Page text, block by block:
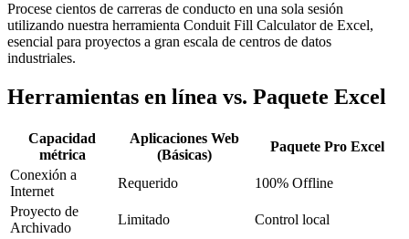
Procese cientos de carreras de conducto en una sola sesión
utilizando nuestra herramienta Conduit Fill Calculator de Excel,
esencial para proyectos a gran escala de centros de datos
industriales.
Herramientas en línea vs. Paquete Excel
Capacidad
métrica
Aplicaciones Web
(Básicas)
Paquete Pro Excel
Conexión a
Internet
Requerido
100% Offline
Proyecto de
Archivado
Limitado
Control local